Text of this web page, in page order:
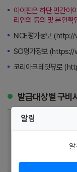
아이핀은 하단 민간아
리인의 동의 및 본인확
NICE평가정보 (http://
SCI평가정보 (https://
코리아크레딧뷰로 (
발급대상별 구비
알림
알